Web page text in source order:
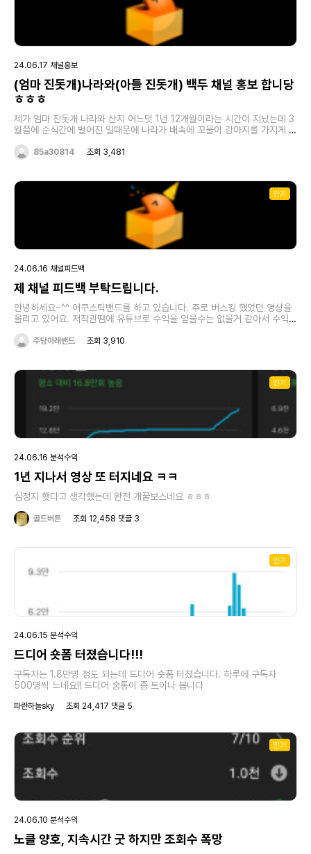
24.06.17 채널홍보
(엄마 진돗개)나라와(아들 진돗개) 백두 채널 홍보 합니당
ㅎㅎㅎ
제가 엄마 진돗개 나라와 산지 어느덧 1년 12개월이라는 시간이 지났는데 3
월쯤에 순식간에 벌어진 일때문에 나라가 배속에 꼬물이 강아지를 가지게 되
는거에요 그래서 병원에서도 4마리라고 해서 5월1일날 딱 나라가 임신한지
60일 되는 날이였나 61일 되는 날이였나 그랬는데요 8시에 진통 시작하고
넷째 까지 나오고 잠을 자고 일어났는데 갑자기 7마리가 된거에요 깜짝놀래
서 다시 숫자 새어 보는데 나라보고 수고했어 나라야 하니깐 나라가 한숨을
푸우우욱 쉬는거에요 순간 울컥하긴 했는데 나중엔 이제 큰일이다 이러면서
일단 집주인 할머니 걱정했는데 나중에 말하고 나니 다 분양보내야지 하면서
그러시더라고요 그래서 6마리는 분양 하고 첫째 백두는 우리가 키워야겠다
하고 이제 6월 6일날 막내 누림이가 강남으로 분양을 갔어요 ㅎㅎㅎ좋은 집
으로 가서 다행이다 생각했구요 6월 7일날 둘째 로이랑 셋째 시아랑 넷째
보리랑 다섯 째 루키랑 한집으로 분양을 갔어요 강원도 홍천으로 대려가신다
고 하더라고요 ㅎㅎㅎㅎ그래서 넓은곳으로 가니깐 기분 좋겠다라는 마음으
로 보내줬어요 그리고 여섯째 방울이가 6월 16일 전라북도로 분양간다고 하
더라고요 넓은곳으로 갔으면 하는 마음으로 보내주었고요 그리고 첫째 백두
는 저희 옆에 두고 엄마 나라도 옆에 두어서 같이 다니면서 좋은 추억들을 만
들려고 노력중입니다 앞으로 몇년이 될지는 모르겠지만 영상을 꾸준히 올려
구독과 좋아요 부탁드립니다 이야기 들어주셔서 감사합니다
85a30814 조회 3,481
인기
24.06.16 채널피드백
제 채널 피드백 부탁드립니다.
안녕하세요~^^ 어쿠스틱밴드를 하고 있습니다. 주로 버스킹 했었던 영상을
올리고 있어요. 저작권땜에 유튜브로 수익을 얻을수는 없을거 같아서 수익은
램입니다. 어떤식으로 영상편집을 해야 사람들에게 노출이 많이 될까요?
주당아래밴드 조회 3,910
인기
24.06.16 분석수익
1년 지나서 영상 또 터지네요 ㅋㅋ
심정지 햇다고 생각했는데 완전 개꿀보스네요 ㅎㅎㅎ
골드버튼 조회 12,458 댓글 3
인기
24.06.15 분석수익
드디어 숏폼 터졌습니다!!!
구독자는 1.8만명 정도 되는데 드디어 숏폼 터졌습니다. 하루에 구독자
500명씩 느네요!! 드디어 숨통이 좀 트이나 봅니다
파란하늘sky 조회 24,417 댓글 5
인기
24.06.10 분석수익
노클 양호, 지속시간 굿 하지만 조회수 폭망